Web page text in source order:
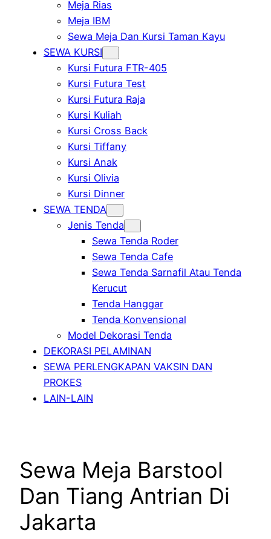
Meja Rias
Meja IBM
Sewa Meja Dan Kursi Taman Kayu
SEWA KURSI
Kursi Futura FTR-405
Kursi Futura Test
Kursi Futura Raja
Kursi Kuliah
Kursi Cross Back
Kursi Tiffany
Kursi Anak
Kursi Olivia
Kursi Dinner
SEWA TENDA
Jenis Tenda
Sewa Tenda Roder
Sewa Tenda Cafe
Sewa Tenda Sarnafil Atau Tenda
Kerucut
Tenda Hanggar
Tenda Konvensional
Model Dekorasi Tenda
DEKORASI PELAMINAN
SEWA PERLENGKAPAN VAKSIN DAN
PROKES
LAIN-LAIN
Sewa Meja Barstool
Dan Tiang Antrian Di
Jakarta